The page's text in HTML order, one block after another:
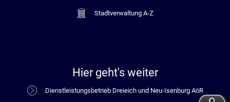
Stadtverwaltung A-Z
Hier geht's weiter
Dienstleistungsbetrieb Dreieich und Neu-Isenburg AöR